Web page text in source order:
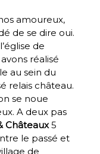
amoureux,
de se dire oui.
de
réalisé
au sein du
relais château.
se noue
A deux pas
Châteaux5
le passé et
de